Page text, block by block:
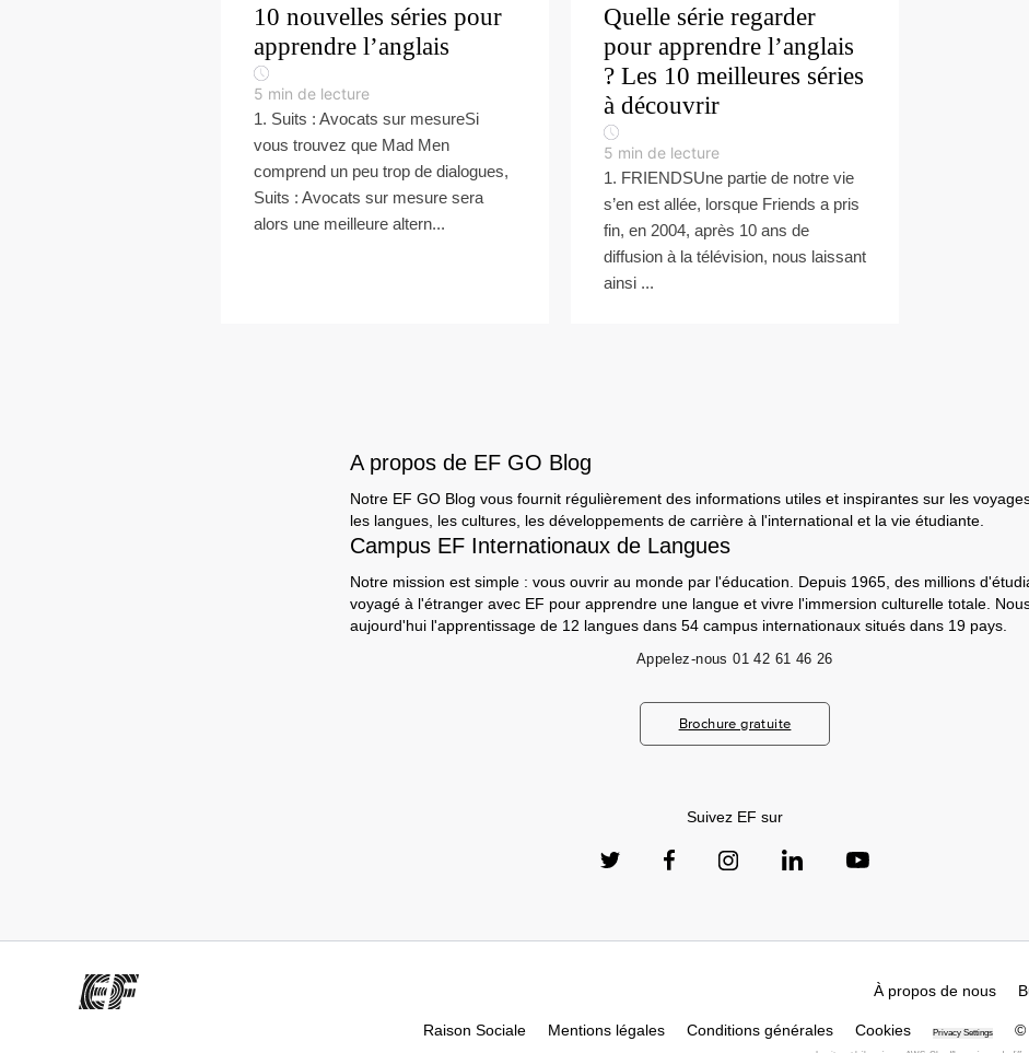
10 nouvelles séries pour
apprendre l’anglais
5 min de lecture
1. Suits : Avocats sur mesureSi
vous trouvez que Mad Men
comprend un peu trop de dialogues,
Suits : Avocats sur mesure sera
alors une meilleure altern...
Quelle série regarder
pour apprendre l’anglais
? Les 10 meilleures séries
à découvrir
5 min de lecture
1. FRIENDSUne partie de notre vie
s’en est allée, lorsque Friends a pris
fin, en 2004, après 10 ans de
diffusion à la télévision, nous laissant
ainsi ...
A propos de EF GO Blog
Notre EF GO Blog vous fournit régulièrement des informations utiles et inspirantes sur les
les langues, les cultures, les développements de carrière à l'international et la vie étudiante.
Campus EF Internationaux de Langues
Notre mission est simple : vous ouvrir au monde par l'éducation. Depuis 1965, des millions
voyagé à l'étranger avec EF pour apprendre une langue et vivre l'immersion culturelle totale.
aujourd'hui l'apprentissage de 12 langues dans 54 campus internationaux situés dans 19 pays.
Appelez-nous 01 42 61 46 26
Brochure gratuite
Suivez EF sur
À propos de nous
Raison Sociale Mentions légales Conditions générales Cookies Privacy Settings ©